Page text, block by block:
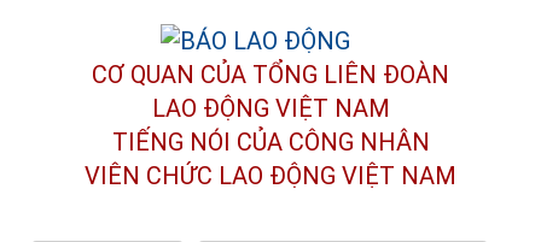
CƠ QUAN CỦA TỔNG LIÊN ĐOÀN
LAO ĐỘNG VIỆT NAM
TIẾNG NÓI CỦA CÔNG NHÂN
VIÊN CHỨC LAO ĐỘNG VIỆT NAM